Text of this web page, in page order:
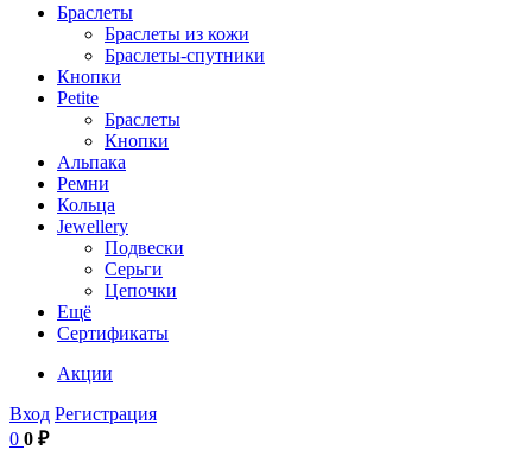
Браслеты
Браслеты из кожи
Браслеты-спутники
Кнопки
Petite
Браслеты
Кнопки
Альпака
Ремни
Кольца
Jewellery
Подвески
Серьги
Цепочки
Ещё
Сертификаты
Акции
Вход Регистрация
0 0 ₽